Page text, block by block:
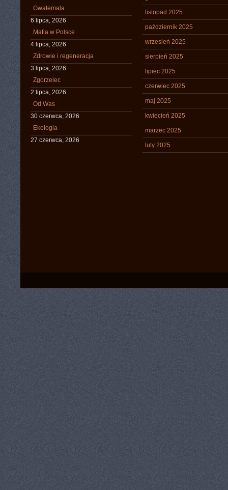
Gwatemala
6 lipca, 2026
Mafia w Polsce
4 lipca, 2026
Zdrowie i regeneracja
3 lipca, 2026
Zgorzelec
2 lipca, 2026
Od Was
30 czerwca, 2026
Ekologia
27 czerwca, 2026
listopad 2025
październik 2025
wrzesień 2025
sierpień 2025
lipiec 2025
czerwiec 2025
maj 2025
kwiecień 2025
marzec 2025
luty 2025